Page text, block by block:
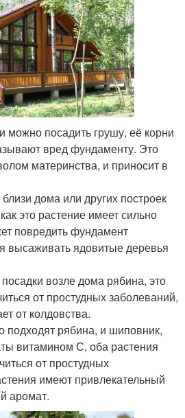
можно посадить грушу, её корни
вред фундаменту. Это
материнства, и приносит в
дома или других построек
это растение имеет сильно
повредить фундамент
высаживать ядовитые деревья
возле дома рябина, это
от простудных заболеваний,
от колдовства.
подходят рябина, и шиповник,
витамином С, оба растения
от простудных
имеют привлекательный
аромат.